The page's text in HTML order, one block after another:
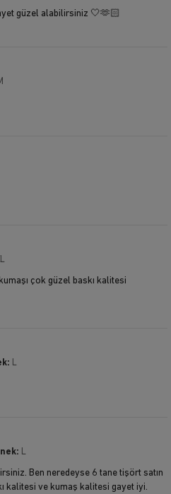
güzel alabilirsiniz 🤍🫶🏻
çok güzel baskı kalitesi
L
L
Ben neredeyse 6 tane tişört satın
kalitesi ve kumaş kalitesi gayet iyi.